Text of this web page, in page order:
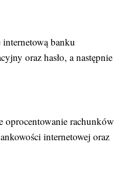
banku
oraz hasło, a następnie
oprocentowanie rachunków
internetowej oraz